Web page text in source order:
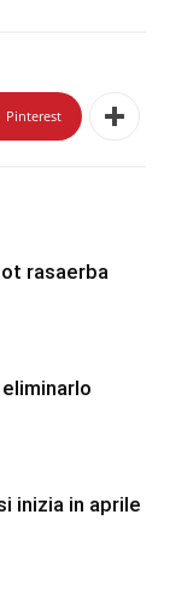
Pinterest
rasaerba
inizia in aprile